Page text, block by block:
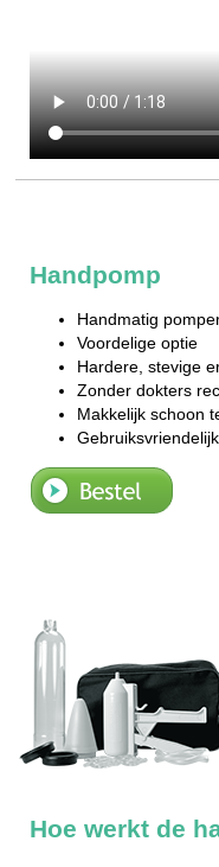
Handpomp
Handmatig
Voordelige optie
Hardere, stevige
Zonder dokters
Makkelijk schoon
Gebruiksvriendelijk
Bestellen
Hoe werkt de